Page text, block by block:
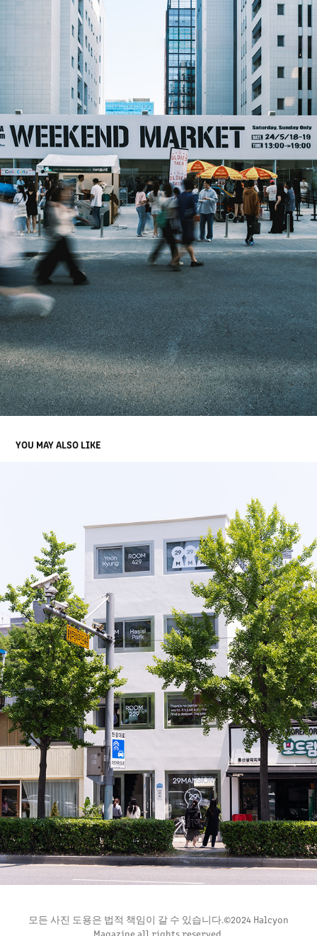
YOU MAY ALSO LIKE
29CM MANSION
2022
모든 사진 도용은 법적 책임이 갈 수 있습니다.©2024 Halcyon